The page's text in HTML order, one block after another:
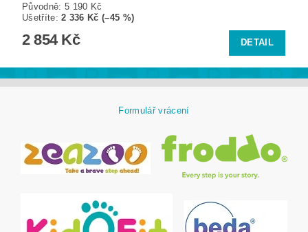
Původně: 5 190 Kč
Ušetříte:2 336 Kč (–45 %)
2 854 Kč DETAIL
Formulář vrácení